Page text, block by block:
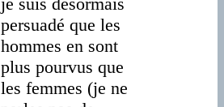
persuadé que les
hommes en sont
plus pourvus que
les femmes (je ne